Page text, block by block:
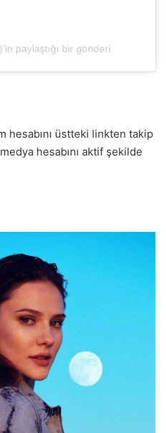
paylaştığı bir gönderi
hesabını üstteki linkten takip
hesabını aktif şekilde